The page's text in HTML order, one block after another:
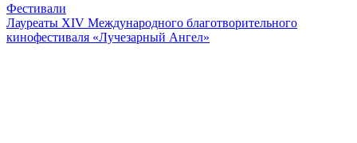
Фестивали
Лауреаты XIV Международного благотворительного
кинофестиваля «Лучезарный Ангел»